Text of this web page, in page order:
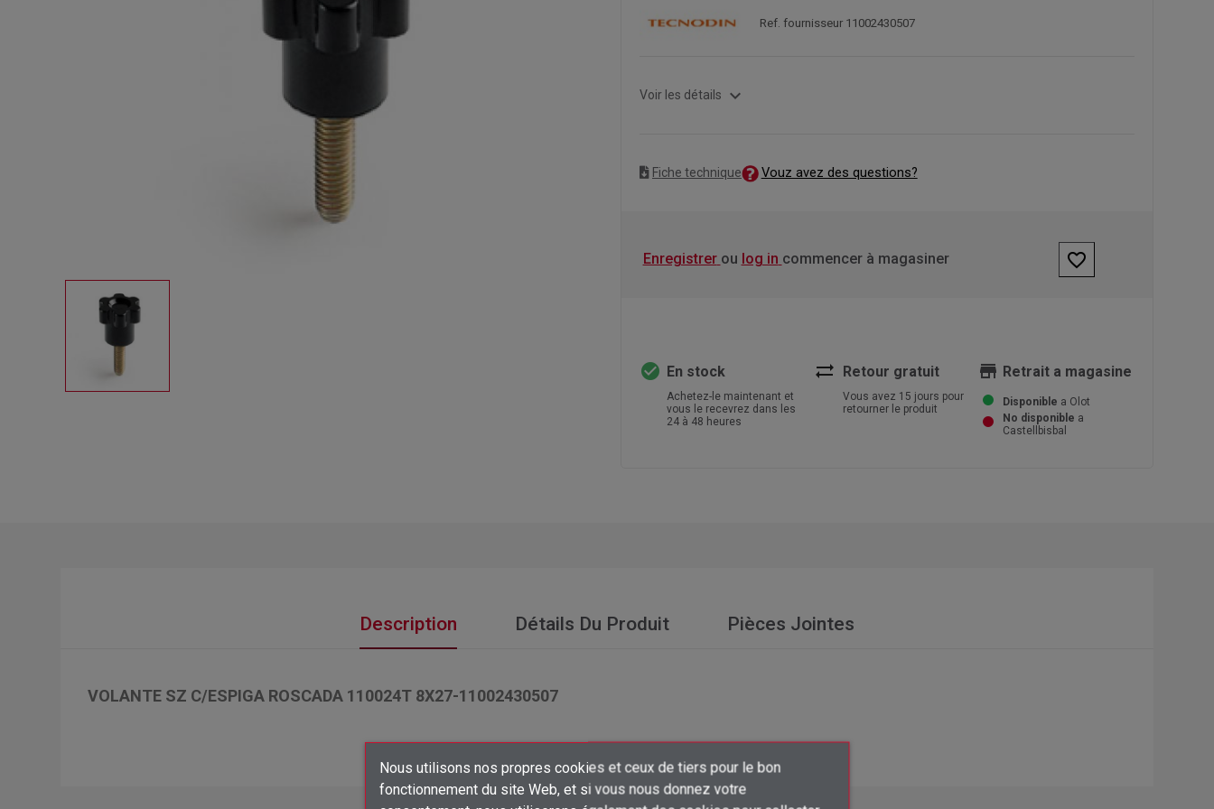
Créer une liste d'envies ×
Nous utilisons nos propres cookies et ceux de tiers pour le bon
fonctionnement du site Web, et si vous nous donnez votre
Ref. fournisseur 11002430507
Voir les détails expand_more
Fiche technique Vouz avez des questions?
Enregistrer ou log in commencer à magasiner favorite_border
check_circle En stock
Achetez-le maintenant et
vous le recevrez dans les
24 à 48 heures
sync_alt Retour gratuit
Vous avez 15 jours pour
retourner le produit
store Retrait a magasine
Disponible a Olot
No disponible a
Castellbisbal
Description Détails Du Produit Pièces Jointes
VOLANTE SZ C/ESPIGA ROSCADA 110024T 8X27-11002430507